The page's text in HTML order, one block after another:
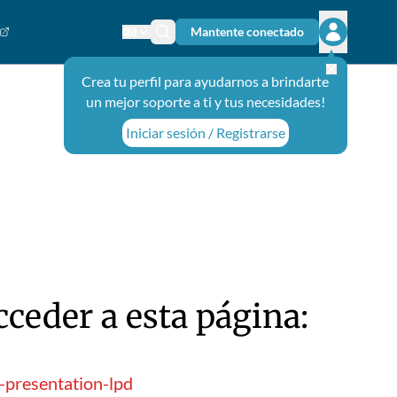
Cambiar el idioma
Ícono de búsqueda
Mantente conectado
Abrir el
Crea tu perfil para ayudarnos a brindarte
un mejor soporte a ti y tus necesidades!
Iniciar sesión / Registrarse
a esta página:
lpd